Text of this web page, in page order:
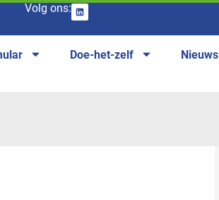
Volg ons:
Doe-het-zelf Nieuws